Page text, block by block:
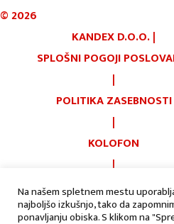
©2026
KANDEX D.O.O.|
SPLOŠNI POGOJI
|
POLITIKA ZASEBNOSTI
|
KOLOFON
|
PIŠKOTKI
AVTORJI:
Na našem spletnem mestu
najboljšo izkušnjo, tako da
ponavljanju obiska. S klikom na